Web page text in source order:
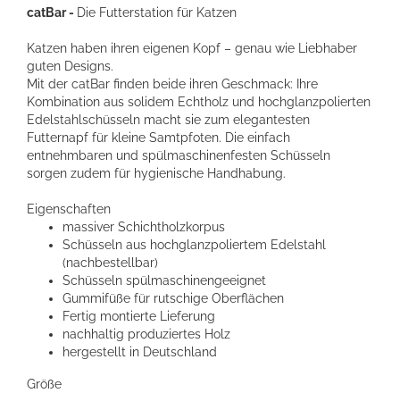
catBar - Die Futterstation für Katzen
Katzen haben ihren eigenen Kopf – genau wie Liebhaber
guten Designs.
Mit der catBar finden beide ihren Geschmack: Ihre
Kombination aus solidem Echtholz und hochglanzpolierten
Edelstahlschüsseln macht sie zum elegantesten
Futternapf für kleine Samtpfoten. Die einfach
entnehmbaren und spülmaschinenfesten Schüsseln
sorgen zudem für hygienische Handhabung.
Eigenschaften
massiver Schichtholzkorpus
Schüsseln aus hochglanzpoliertem Edelstahl
(nachbestellbar)
Schüsseln spülmaschinengeeignet
Gummifüße für rutschige Oberflächen
Fertig montierte Lieferung
nachhaltig produziertes Holz
hergestellt in Deutschland
Größe